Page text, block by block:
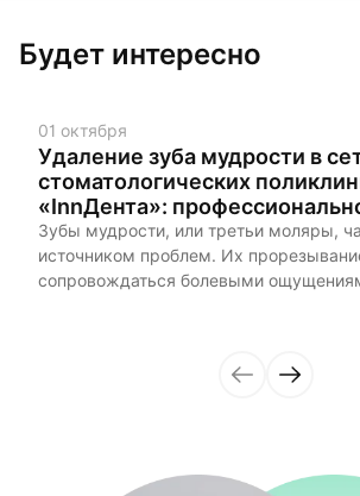
Будет интересно
01 октября
Удаление зуба мудрости в
стоматологических
«InnДента»:
Зубы мудрости, или третьи моляры,
источником проблем. Их
сопровождаться болевыми